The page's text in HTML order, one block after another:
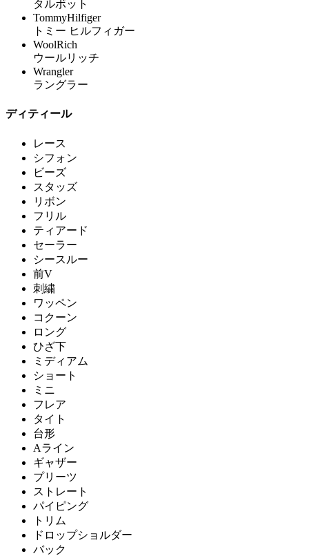
タルボット
TommyHilfiger
トミー ヒルフィガー
WoolRich
ウールリッチ
Wrangler
ラングラー
ディティール
レース
シフォン
ビーズ
スタッズ
リボン
フリル
ティアード
セーラー
シースルー
前V
刺繍
ワッペン
コクーン
ロング
ひざ下
ミディアム
ショート
ミニ
フレア
タイト
台形
Aライン
ギャザー
プリーツ
ストレート
パイピング
トリム
ドロップショルダー
バック